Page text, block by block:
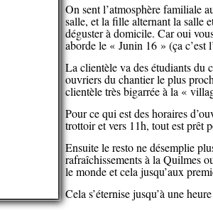
On sent l’atmosphère familiale
salle, et la fille alternant la salle
déguster à domicile. Car oui
aborde le « Junin 16 » (ça c’est
La clientèle va des étudiants du
ouvriers du chantier le plus
clientèle très bigarrée à la «
Pour ce qui est des horaires
trottoir et vers 11h, tout est prêt
Ensuite le resto ne désemplie
rafraîchissements à la Quilmes
le monde et cela jusqu’aux
Cela s’éternise jusqu’à une